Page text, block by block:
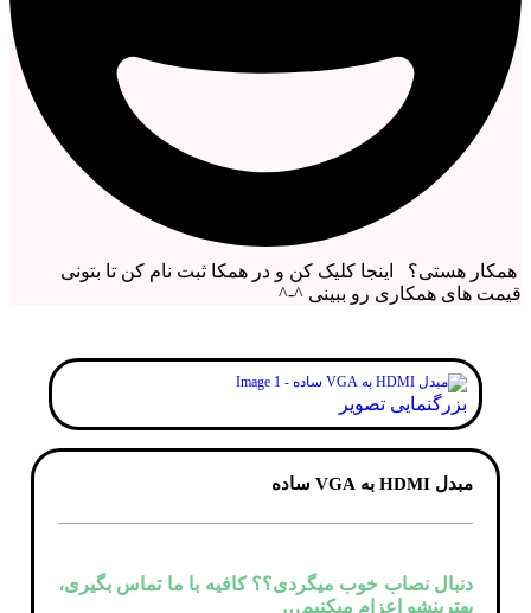
همکار هستی؟ اینجا کلیک کن و در همکا ثبت نام کن تا بتونی
قیمت های همکاری رو ببینی ^-^
بزرگنمایی تصویر
مبدل HDMI به VGA ساده
دنبال نصاب خوب میگردی؟؟ کافیه با ما تماس بگیری،
بهترینشو اعزام میکنیم…